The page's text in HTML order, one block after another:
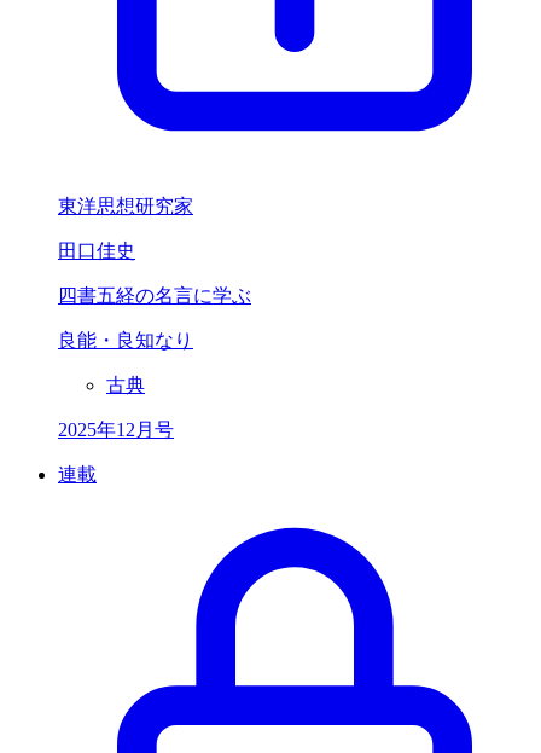
東洋思想研究家
田口佳史
四書五経の名言に学ぶ
良能・良知なり
古典
2025年12月号
連載